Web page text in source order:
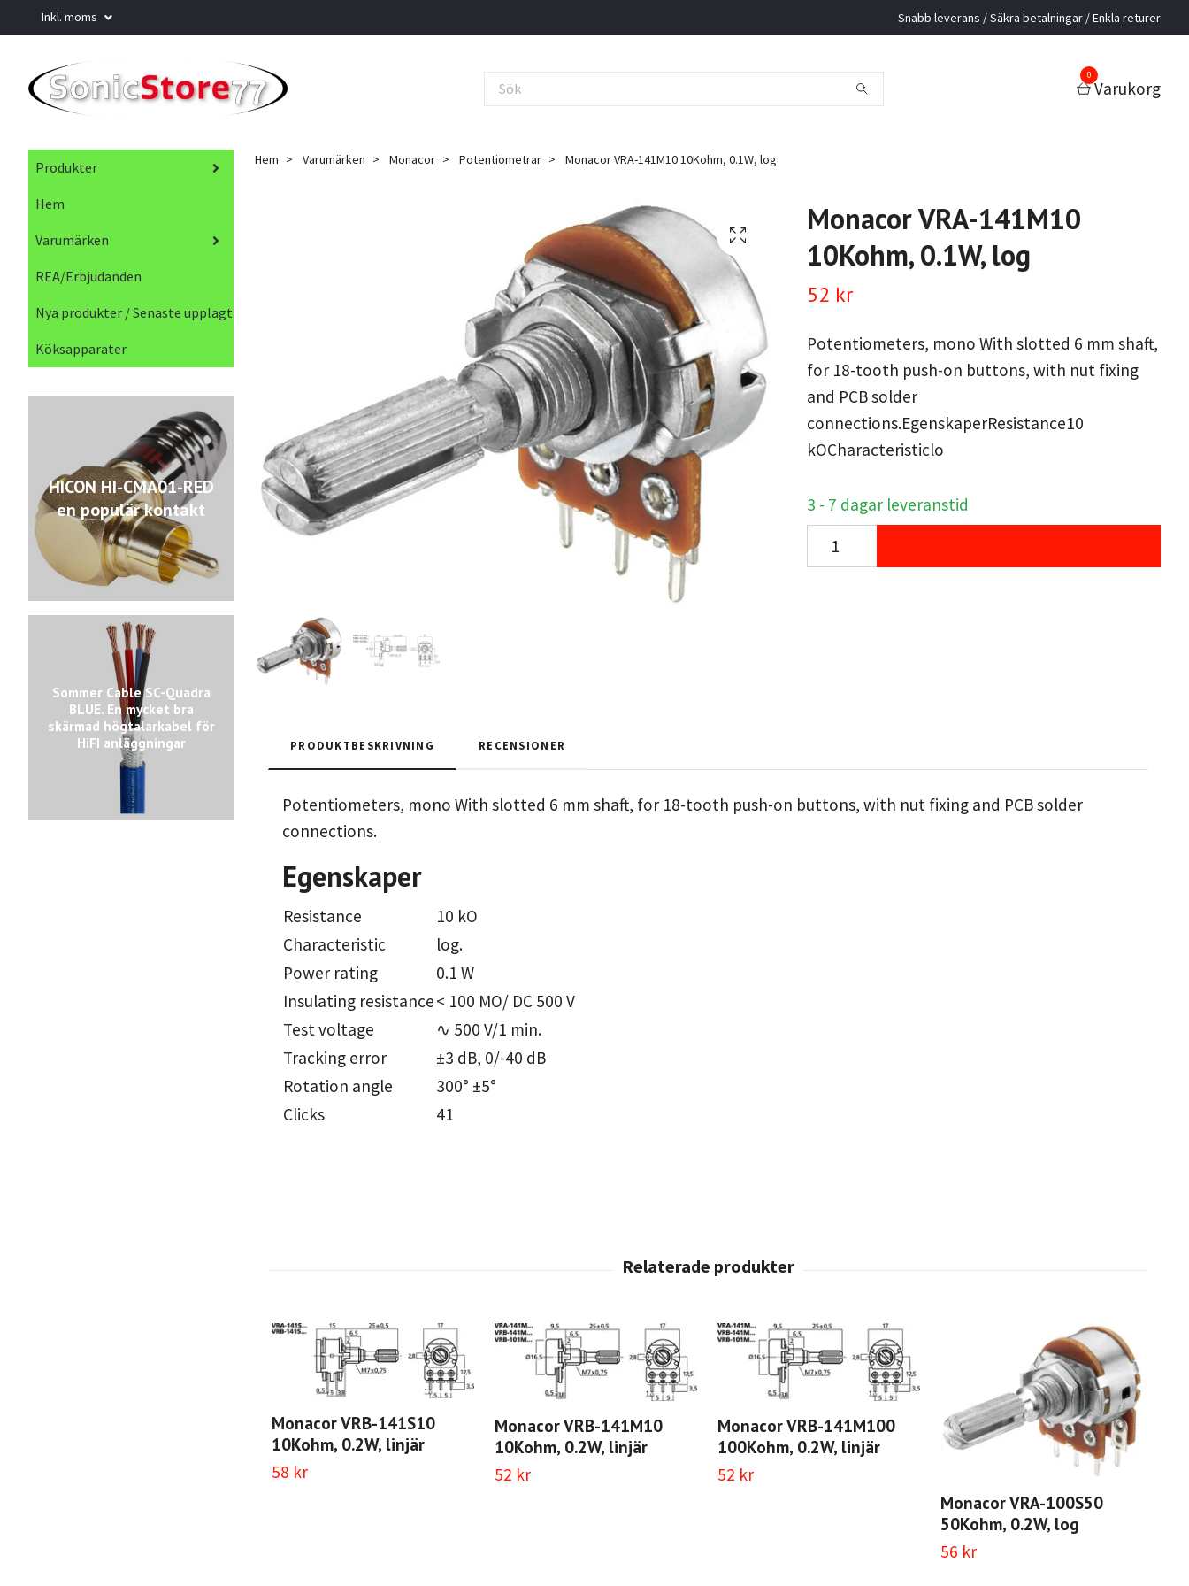
Inkl. moms Snabb leverans / Säkra betalningar / Enkla returer
0
Varukorg
Produkter
Hem
Varumärken
REA/Erbjudanden
Nya produkter / Senaste upplagt
Köksapparater
HICON HI-CMA01-RED
en populär kontakt
Sommer Cable SC-Quadra
BLUE. En mycket bra
skärmad högtalarkabel för
HiFI anläggningar
Hem Varumärken Monacor Potentiometrar Monacor VRA-141M10 10Kohm, 0.1W, log
Monacor VRA-141M10
10Kohm, 0.1W, log
52 kr
Potentiometers, mono With slotted 6 mm shaft,
for 18-tooth push-on buttons, with nut fixing
and PCB solder
connections.EgenskaperResistance10
kOCharacteristiclo
3 - 7 dagar leveranstid
PRODUKTBESKRIVNING RECENSIONER
Potentiometers, mono With slotted 6 mm shaft, for 18-tooth push-on buttons, with nut fixing and PCB solder
connections.
Egenskaper
Resistance
10 kO
Characteristic
log.
Power rating
0.1 W
Insulating resistance< 100 MO/ DC 500 V
Test voltage
∿ 500 V/1 min.
Tracking error
±3 dB, 0/-40 dB
Rotation angle
300° ±5°
Clicks
41
Monacor VRB-141S10
10Kohm, 0.2W, linjär
58 kr
Monacor VRB-141M10
10Kohm, 0.2W, linjär
52 kr
Monacor VRB-141M100
100Kohm, 0.2W, linjär
52 kr
Monacor VRA-100S50
50Kohm, 0.2W, log
56 kr